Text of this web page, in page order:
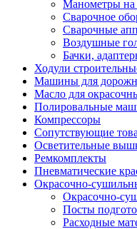
Манометры на
Сварочное
Сварочные
Воздушные
Бачки,
Ходули
Машины для
Масло для
Полировальные
Компрессоры
Сопутствующие
Осветительные
Ремкомплекты
Пневматические
Окрасочно-
Окрасочно-
Посты
Расходные